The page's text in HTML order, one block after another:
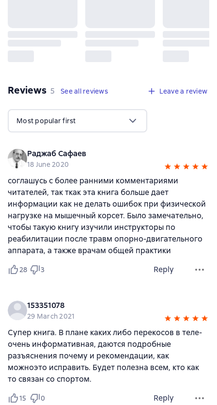
Reviews 5 reviews
5 See all reviews Leave a review
Most popular first
Раджаб Сафаев
18 June 2020
соглашусь с более ранними комментариями
читателей, так ткак эта книга больше дает
информации как не делать ошибок при физической
нагрузке на мышечный корсет. Было замечательно,
чтобы такую книгу изучили инструкторы по
реабилитации после травм опорно-двигательного
аппарата, а также врачам общей практики
28 3 Reply
153351078
29 March 2021
Супер книга. В плане каких либо перекосов в теле-
очень информативная, даются подробные
разъяснения почему и рекомендации, как
можноэто исправить. Будет полезна всем, кто как
то связан со спортом.
15 0 Reply